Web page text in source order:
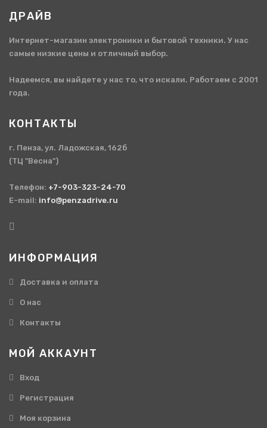
ДРАЙВ
Интернет-магазин электроники и бытовой техники. У нас
самые низкие цены и отличный выбор.
Надеемся, вы найдете у нас то, что искали. Работаем с 2001
года.
КОНТАКТЫ
г. Пенза, ул. Ладожская, 162б
(ТЦ "Весна")
Телефон: +7-903-323-24-70
E-mail: info@penzadrive.ru
ИНФОРМАЦИЯ
Доставка и оплата
О нас
Контакты
МОЙ АККАУНТ
Вход
Регистрация
Моя корзина